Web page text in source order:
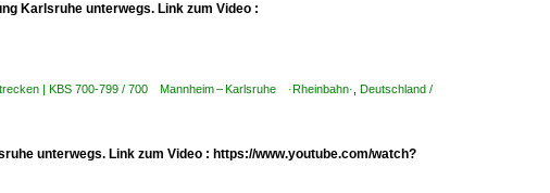
Karlsruhe unterwegs. Link zum Video :
| KBS 700-799 / 700 Mannheim – Karlsruhe ·Rheinbahn· Deutschland /
unterwegs. Link zum Video : https://www.youtube.com/watch?